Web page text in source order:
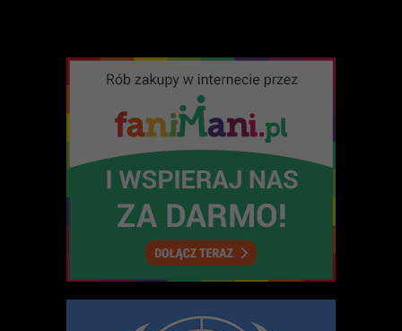
W tym dziale zgromadzone są dokumenty sprawozdawcze
Fundacji - roczne sprawozdania merytoryczne oraz raporty
z realizacji programów i projektów. Aby zapoznać się
z udostępnionymi w BIP dokumentami, należy skorzystać
z odsyłaczy poniżej. Aby przeglądać inne działy BIP, prosimy
wybrać odpowiednie łącze z bocznego menu.
WIĘCEJ O: SPRAWOZDANIA I RAPORTY